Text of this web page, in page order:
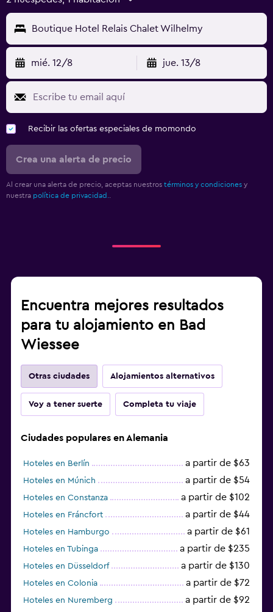
Boutique Hotel Relais Chalet Wilhelmy
mié. 12/8 jue. 13/8
Recibir las ofertas especiales de momondo
Crea una alerta de precio
Al crear una alerta de precio, aceptas nuestros términos y condiciones y
nuestra política de privacidad.
Encuentra mejores resultados
para tu alojamiento en Bad
Wiessee
Otras ciudades Alojamientos alternativos
Voy a tener suerte Completa tu viaje
Ciudades populares en Alemania
Hoteles en Berlín a partir de $63
Hoteles en Múnich a partir de $54
Hoteles en Constanza a partir de $102
Hoteles en Fráncfort a partir de $44
Hoteles en Hamburgo a partir de $61
Hoteles en Tubinga a partir de $235
Hoteles en Düsseldorf a partir de $130
Hoteles en Colonia a partir de $72
Hoteles en Nuremberg a partir de $92